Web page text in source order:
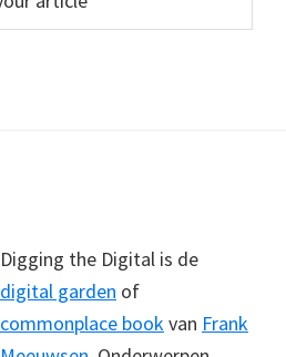
Digging the Digital is de
digital garden of
commonplace bookvan Frank